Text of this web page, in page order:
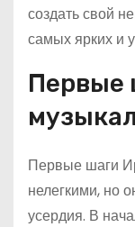
создать свой
самых ярких и
Первые
Первые шаги
нелегкими, но
усердия. В